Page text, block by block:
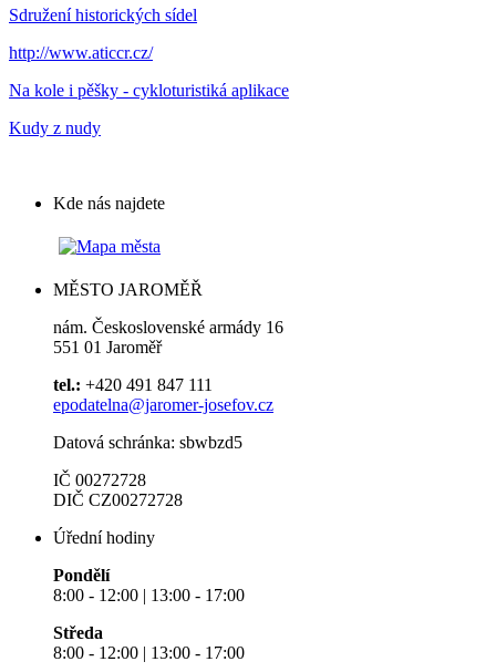
Sdružení historických sídel
http://www.aticcr.cz/
Na kole i pěšky - cykloturistiká aplikace
Kudy z nudy
Kde nás najdete
MĚSTO JAROMĚŘ
nám. Československé armády 16
551 01 Jaroměř
tel.: +420 491 847 111
epodatelna@jaromer-josefov.cz
Datová schránka: sbwbzd5
IČ 00272728
DIČ CZ00272728
Úřední hodiny
Pondělí
8:00 - 12:00 | 13:00 - 17:00
Středa
8:00 - 12:00 | 13:00 - 17:00